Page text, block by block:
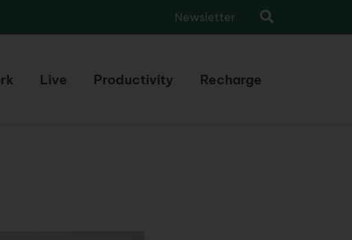
Newsletter
Live Productivity Recharge